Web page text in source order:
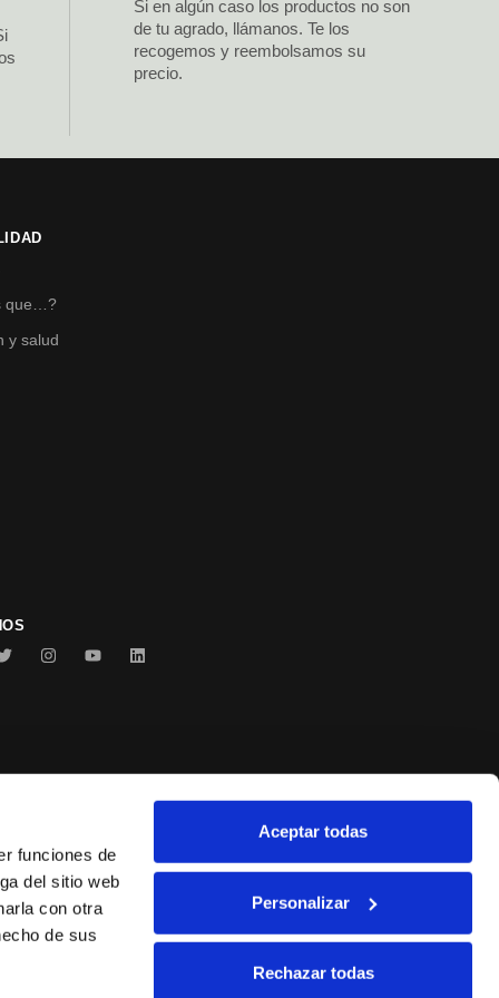
funciones de
del sitio web
con otra
de sus
Aceptar todas
Personalizar
Rechazar todas
Si en algún caso los productos no son
de tu agrado, llámanos. Te los
recogemos y reembolsamos su
precio.
que…?
y salud
Serrats